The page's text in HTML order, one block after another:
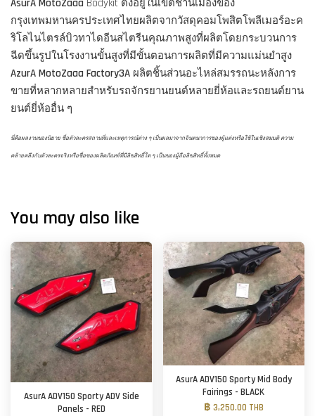
AsurA MotoZaaa Bodykit ตั้งอยู่ในเขตชานเมืองของ
กรุงเทพมหานครประเทศไทยผลิตจากวัสดุคอมโพสิตโพลีเมอร์อะค
ริโลไนไตรล์บิวทาไดอีนสไตรีนคุณภาพสูงที่ผลิตโดยกระบวนการ
ฉีดขึ้นรูปในโรงงานขั้นสูงที่มีขั้นตอนการผลิตที่มีความแม่นยำสูง
AzurA MotoZaaa Factory3A ผลิตชิ้นส่วนอะไหล่สมรรถนะหลังการ
ขายที่หลากหลายสำหรับรถจักรยานยนต์หลายยี่ห้อและรถยนต์ยาน
ยนต์ยี่ห้ออื่น ๆ
นี่คือผลงานของนิยาย ชื่อตัวละครสถานที่และเหตุการณ์ต่าง ๆ เป็นผลมาจากจินตนาการของผู้แต่งหรือใช้ในเชิงสมมติ ความ
คล้ายคลึงกับตัวละครจริงหรือชื่อของผลิตภัณฑ์ที่มีลิขสิทธิ์ใด ๆ เป็นของผู้ถือลิขสิทธิ์ทั้งหมด
You may also like
AsurA ADV150 Sporty ADV Side
Panels - RED
AsurA ADV150 Sporty Mid Body
Fairings - BLACK
฿ 3,250.00 THB